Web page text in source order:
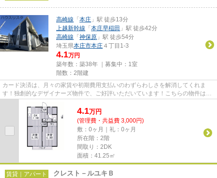
高崎線 「 本庄 」駅 徒歩13分
上越新幹線 「 本庄早稲田 」駅 徒歩42分
高崎線 「 神保原 」駅 徒歩54分
埼玉県本庄市本庄 ４丁目1-3
4.1万円
築年数：築38年 ｜募集中： 1室
階数：2階建
カード決済は、月々の家賃や初期費用支払いのわずらわしさを解消してくれま
す！独創的なデザイナーズ物件で、ご好評いただいています！こちらの物件は
月々の家賃が4.1万円です！当社イ...
4.1万円
(管理費・共益費 3,000円)
敷：0ヶ月｜礼：0ヶ月
所在階：2階
間取り：2DK
面積：41.25㎡
賃貸｜アパート クレスト－ルユキＢ